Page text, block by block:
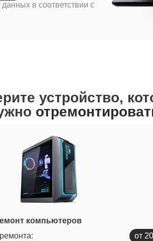
в соответствии с
устройство,
компьютеров
от